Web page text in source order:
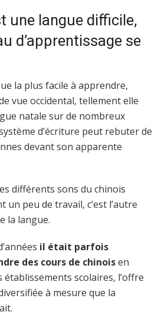
une langue difficile,
d’apprentissage se
la plus facile à apprendre,
vue occidental, tellement elle
natale sur de nombreux
d’écriture peut rebuter de
devant son apparente
différents sons du chinois
un peu de travail, c’est l’autre
la langue.
il était parfois
des cours de chinoisen
établissements scolaires, l’offre
à mesure que la